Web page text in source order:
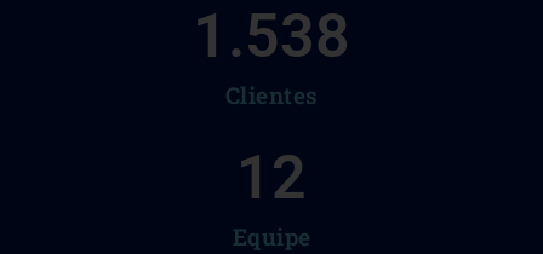
Clientes
1.538
Equipe
12